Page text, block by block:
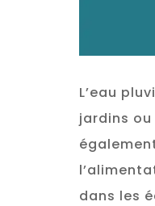
L’eau
jardins
dans les